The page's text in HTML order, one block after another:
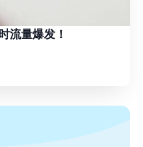
流量爆发！